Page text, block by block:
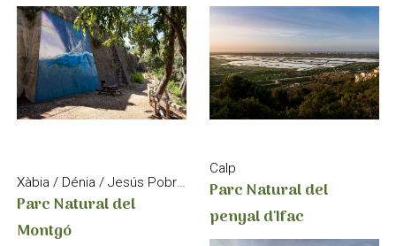
Xàbia / Dénia / Jesús Pobre / La Xara
Parc Natural del
Montgó
Calp
Parc Natural del
penyal d'Ifac